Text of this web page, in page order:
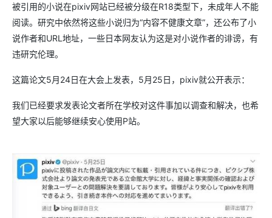
被引用的小说在pixiv网站已经被分级在R18类型下，未成年人不能
阅读。研究中依然将这些小说归为“内容不健康文章”，还公布了小
说作者和URL地址，一些日本网友认为这是对小说作者的诽谤，有
违研究伦理。
这篇论文5月24日在大会上发表，5月25日，pixiv就公开表示：
我们已经要求发表论文者所在学校对这件事加以调查和解决，也希
望大家以后能够继续安心使用P站。